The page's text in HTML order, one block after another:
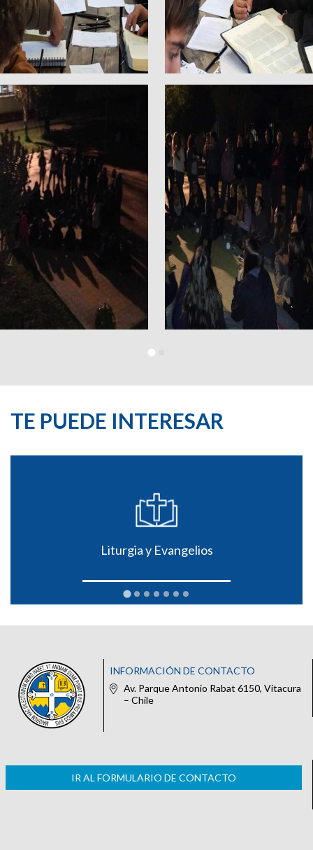
TE PUEDE INTERESAR
Liturgia y Evangelios
INFORMACIÓN DE CONTACTO
Av. Parque Antonio Rabat 6150, Vitacura
– Chile
IR AL FORMULARIO DE CONTACTO